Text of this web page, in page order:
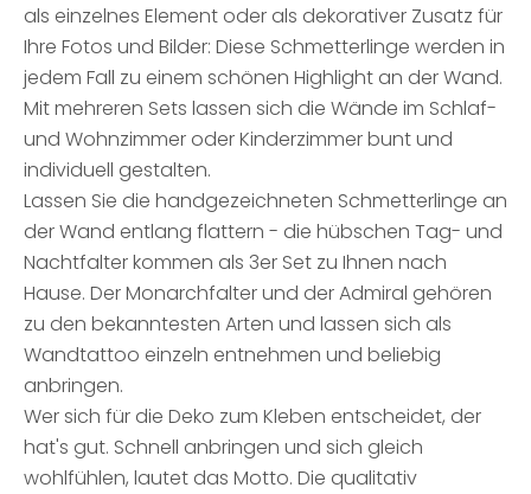
als einzelnes Element oder als dekorativer Zusatz für
Ihre Fotos und Bilder: Diese Schmetterlinge werden in
jedem Fall zu einem schönen Highlight an der Wand.
Mit mehreren Sets lassen sich die Wände im Schlaf-
und Wohnzimmer oder Kinderzimmer bunt und
individuell gestalten.
Lassen Sie die handgezeichneten Schmetterlinge an
der Wand entlang flattern - die hübschen Tag- und
Nachtfalter kommen als 3er Set zu Ihnen nach
Hause. Der Monarchfalter und der Admiral gehören
zu den bekanntesten Arten und lassen sich als
Wandtattoo einzeln entnehmen und beliebig
anbringen.
Wer sich für die Deko zum Kleben entscheidet, der
hat's gut. Schnell anbringen und sich gleich
wohlfühlen, lautet das Motto. Die qualitativ